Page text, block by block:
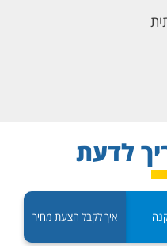
לדעת
איך לקבל הצעת מחיר